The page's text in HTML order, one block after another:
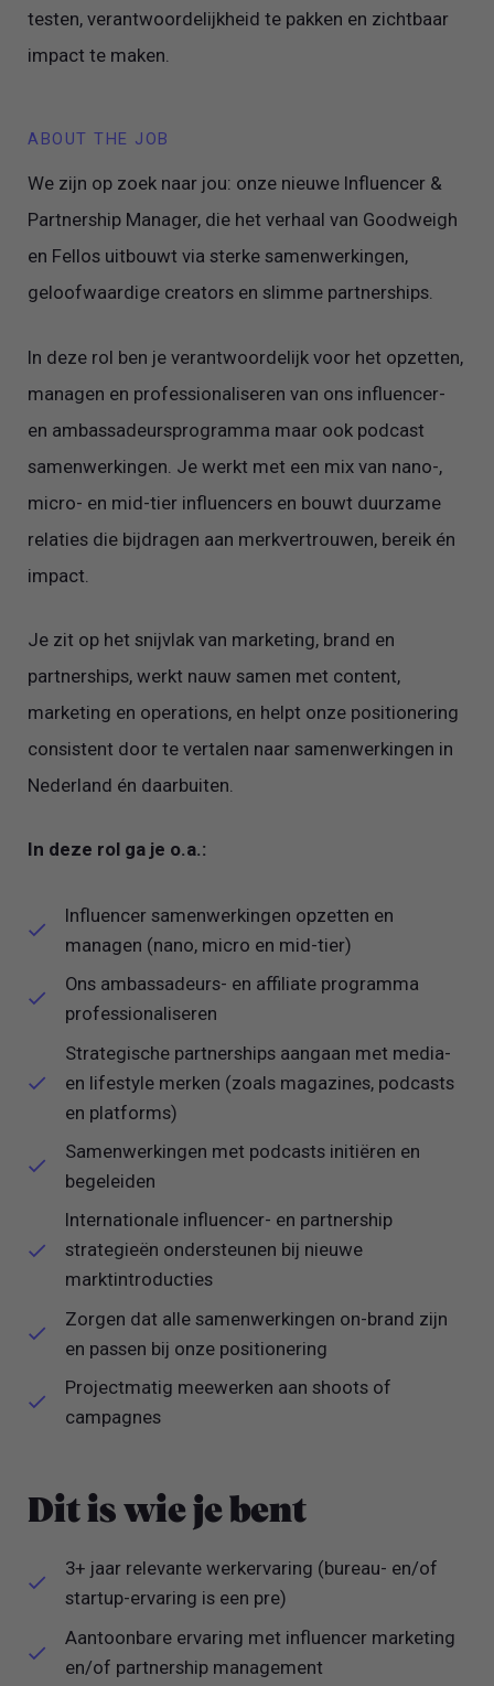
testen, verantwoordelijkheid te pakken en zichtbaar
impact te maken.
ABOUT THE JOB
We zijn op zoek naar jou: onze nieuwe Influencer &
Partnership Manager, die het verhaal van Goodweigh
en Fellos uitbouwt via sterke samenwerkingen,
geloofwaardige creators en slimme partnerships.
In deze rol ben je verantwoordelijk voor het opzetten,
managen en professionaliseren van ons influencer-
en ambassadeursprogramma maar ook podcast
samenwerkingen. Je werkt met een mix van nano-,
micro- en mid-tier influencers en bouwt duurzame
relaties die bijdragen aan merkvertrouwen, bereik én
impact.
Je zit op het snijvlak van marketing, brand en
partnerships, werkt nauw samen met content,
marketing en operations, en helpt onze positionering
consistent door te vertalen naar samenwerkingen in
Nederland én daarbuiten.
In deze rol ga je o.a.:
Influencer samenwerkingen opzetten en
managen (nano, micro en mid-tier)
Ons ambassadeurs- en affiliate programma
professionaliseren
Strategische partnerships aangaan met media-
en lifestyle merken (zoals magazines, podcasts
en platforms)
Samenwerkingen met podcasts initiëren en
begeleiden
Internationale influencer- en partnership
strategieën ondersteunen bij nieuwe
marktintroducties
Zorgen dat alle samenwerkingen on-brand zijn
en passen bij onze positionering
Projectmatig meewerken aan shoots of
campagnes
Dit is wie je bent
3+ jaar relevante werkervaring (bureau- en/of
startup-ervaring is een pre)
Aantoonbare ervaring met influencer marketing
en/of partnership management